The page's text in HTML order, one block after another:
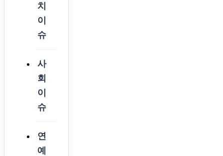
치
이
슈
사
회
이
슈
연
예